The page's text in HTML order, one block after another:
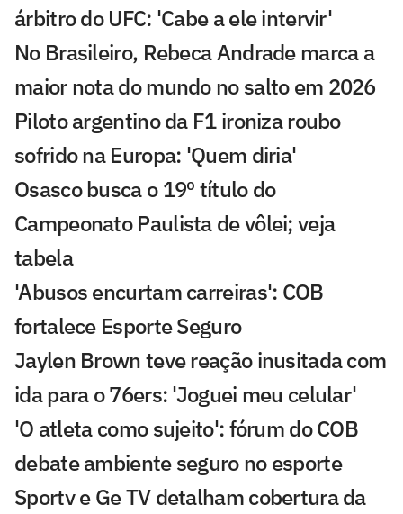
árbitro do UFC: 'Cabe a ele intervir'
No Brasileiro, Rebeca Andrade marca a
maior nota do mundo no salto em 2026
Piloto argentino da F1 ironiza roubo
sofrido na Europa: 'Quem diria'
Osasco busca o 19º título do
Campeonato Paulista de vôlei; veja
tabela
'Abusos encurtam carreiras': COB
fortalece Esporte Seguro
Jaylen Brown teve reação inusitada com
ida para o 76ers: 'Joguei meu celular'
'O atleta como sujeito': fórum do COB
debate ambiente seguro no esporte
Sportv e Ge TV detalham cobertura da